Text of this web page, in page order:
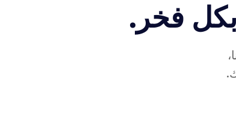
بكل فخر.